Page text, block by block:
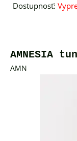
Dostupnosť:
AMNESIA
AMN